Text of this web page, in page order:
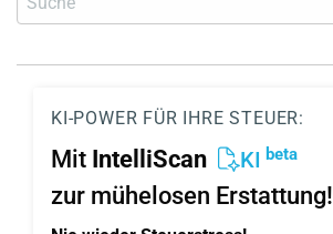
KI-POWER FÜR IHRE STEUER:
Mit IntelliScan KI beta
zur mühelosen Erstattung!